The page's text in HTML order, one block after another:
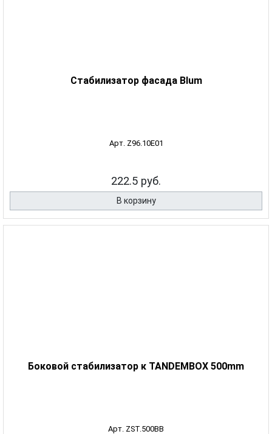
Стабилизатор фасада Blum
Арт. Z96.10E01
222.5 руб.
В корзину
Боковой стабилизатор к TANDEMBOX 500mm
Арт. ZST.500BB